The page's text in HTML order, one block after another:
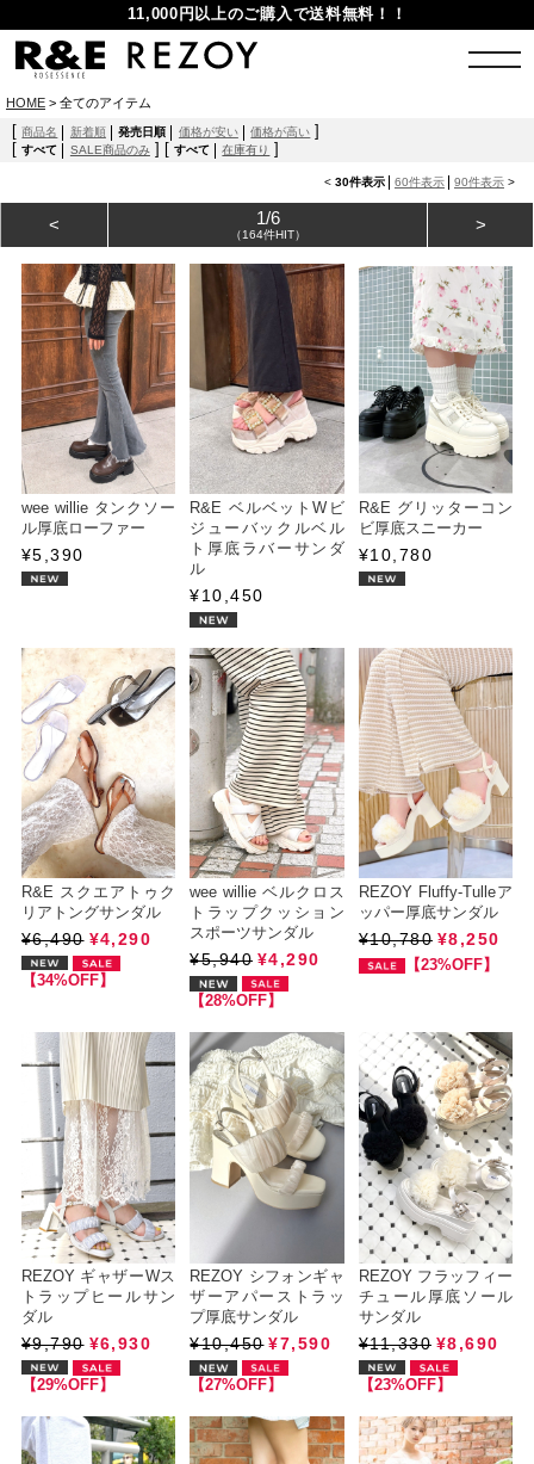
11,000円以上のご購入で送料無料！！
HOME > 全てのアイテム
[商品名 新着順 発売日順 価格が安い 価格が高い ]
[すべて SALE商品のみ ] [ すべて 在庫有り ]
< 30件表示 60件表示 90件表示 >
< 1/6
（164件HIT） >
wee willie タンクソー
ル厚底ローファー
¥5,390
R&E ベルベットWビ
ジューバックルベル
ト厚底ラバーサンダ
ル
¥10,450
R&E グリッターコン
ビ厚底スニーカー
¥10,780
R&E スクエアトゥク
リアトングサンダル
¥6,490 ¥4,290
【34%OFF】
wee willie ベルクロス
トラップクッション
スポーツサンダル
¥5,940 ¥4,290
【28%OFF】
REZOY Fluffy-Tulleア
ッパー厚底サンダル
¥10,780 ¥8,250
【23%OFF】
REZOY ギャザーWス
トラップヒールサン
ダル
¥9,790 ¥6,930
【29%OFF】
REZOY シフォンギャ
ザーアパーストラッ
プ厚底サンダル
¥10,450 ¥7,590
【27%OFF】
REZOY フラッフィー
チュール厚底ソール
サンダル
¥11,330 ¥8,690
【23%OFF】